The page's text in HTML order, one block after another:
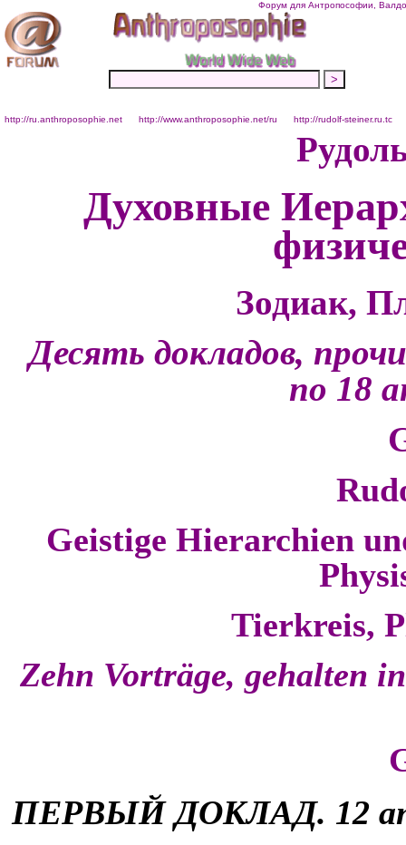
Форум для Антропософии,
http://ru.anthroposophie.net http://www.anthroposophie.net/ru http://rudolf-steiner.ru.tc
Духовные
Зодиак,
Десять докладов,
по 18
Geistige Hierarchien
Tierkreis,
Zehn Vorträge, gehalten
ПЕРВЫЙ ДОКЛАД. 12